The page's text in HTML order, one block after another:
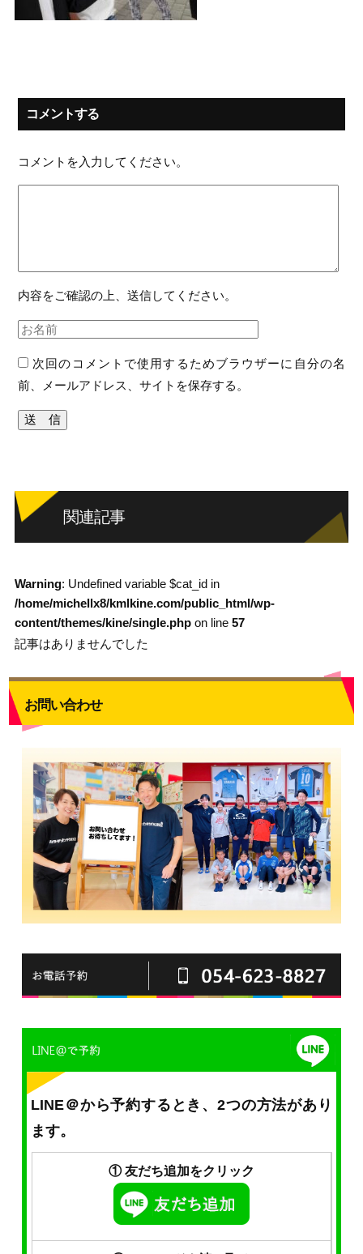
コメントする
コメントを入力してください。
内容をご確認の上、送信してください。
次回のコメントで使用するためブラウザーに自分の名
前、メールアドレス、サイトを保存する。
関連記事
Warning: Undefined variable $cat_id in
/home/michellx8/kmlkine.com/public_html/wp-
content/themes/kine/single.phpon line 57
記事はありませんでした
お問い合わせ
LINE＠から予約するとき、2つの方法があり
ます。
① 友だち追加をクリック